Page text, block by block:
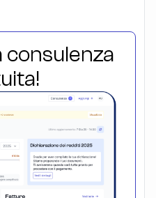
consulenza